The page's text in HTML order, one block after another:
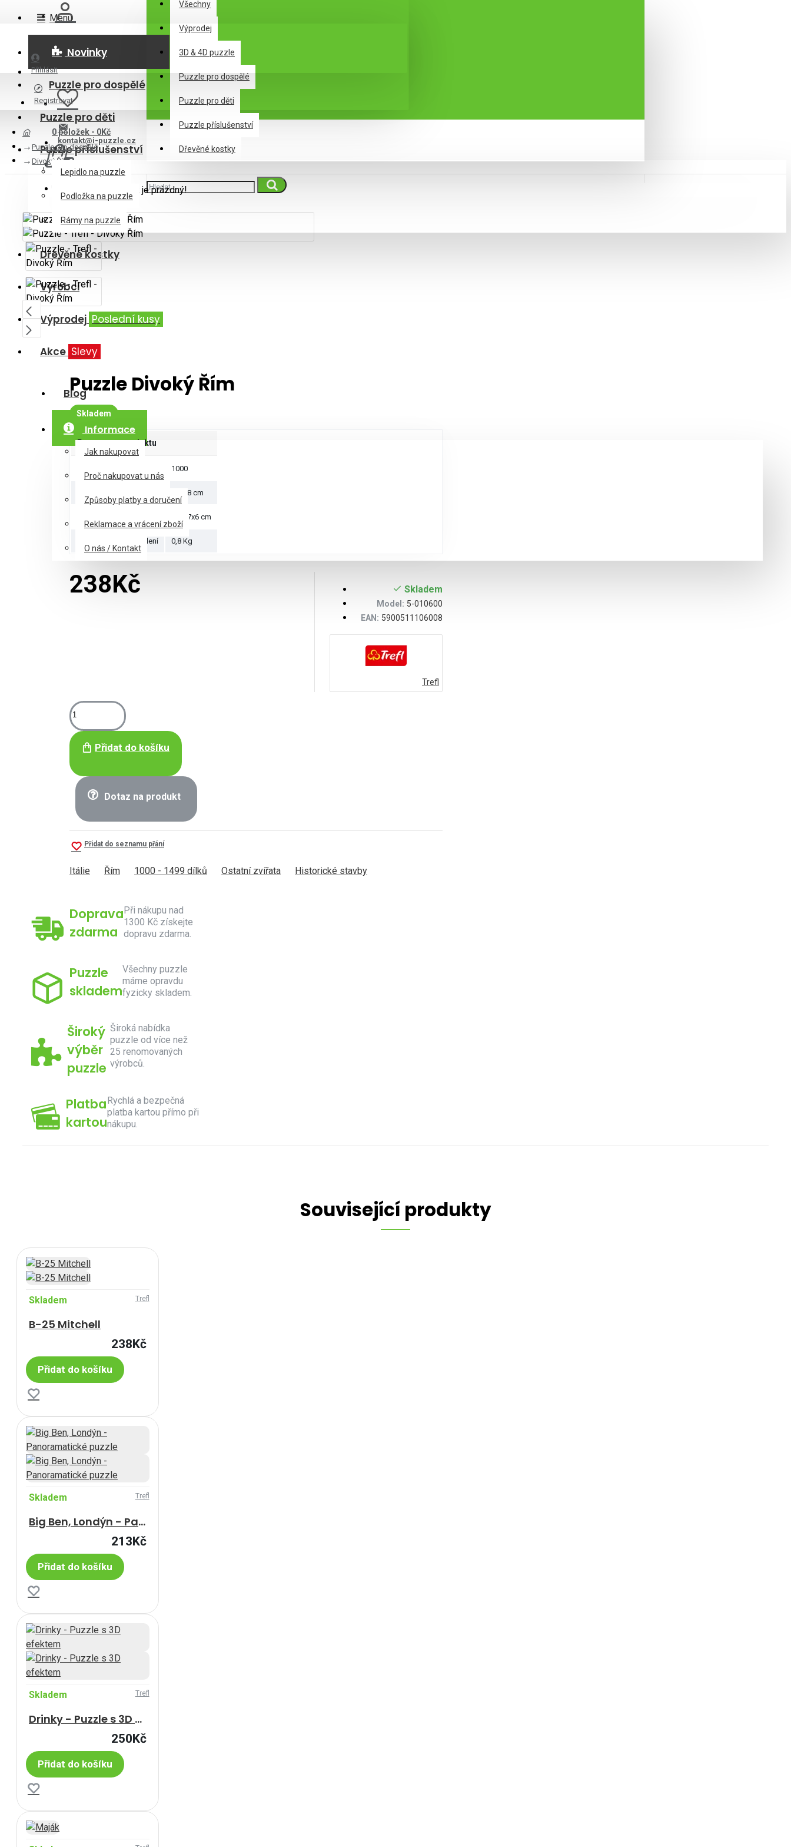
kontakt@i-puzzle.cz
Všechny
Výprodej
3D & 4D puzzle
Puzzle pro dospělé
Puzzle pro děti
Puzzle příslušenství
Dřevěné kostky
0 položek - 0Kč
Váš nákupní košík je prázdný!
Menu
Novinky
Puzzle pro dospělé
Puzzle pro děti
Puzzle příslušenství
Lepidlo na puzzle
Podložka na puzzle
Rámy na puzzle
Dřevěné kostky
Výrobci
Výprodej Poslední kusy
Akce Slevy
Blog
Informace
Jak nakupovat
Proč nakupovat u nás
Způsoby platby a doručení
Reklamace a vrácení zboží
O nás / Kontakt
Přihlásit
Registrovat
Puzzle pro dospělé
Divoký Řím
Puzzle Divoký Řím
Skladem
Parametry produktu
1000
68x48 cm
40x27x6 cm
Hmotnost puzzle balení 0,8 Kg
238Kč Skladem
Model: 5-010600
EAN: 5900511106008
Trefl
Přidat do košíku
Dotaz na produkt
Přidat do seznamu přání
Itálie Řím 1000 - 1499 dílků Ostatní zvířata Historické stavby
Doprava
zdarma
Při nákupu nad
1300 Kč získejte
dopravu zdarma.
Puzzle
skladem
Všechny puzzle
máme opravdu
fyzicky skladem.
Široký
výběr
puzzle
Široká nabídka
puzzle od více než
25 renomovaných
výrobců.
Platba
kartou
Rychlá a bezpečná
platba kartou přímo při
nákupu.
Související produkty
Skladem Trefl
B-25 Mitchell
238Kč
Přidat do košíku
Skladem Trefl
Big Ben, Londýn - Panoramatické puzzle
213Kč
Přidat do košíku
Skladem Trefl
Drinky - Puzzle s 3D efektem
250Kč
Přidat do košíku